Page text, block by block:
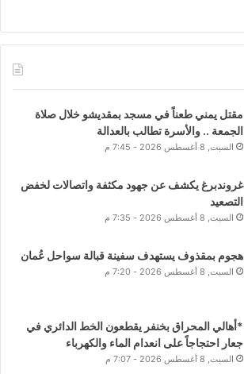
مقتل يمني طعناً في مسجد بمقديشو خلال صلاة
الجمعة .. والأسرة تطالب بالعدالة
السبت, 8 أغسطس 2026 - 7:45 م
غروندبرغ يكشف عن جهود مكثفة واتصالات لخفض
التصعيد
السبت, 8 أغسطس 2026 - 7:35 م
هجوم بمقذوف يستهدف سفينة قبالة سواحل عُمان
السبت, 8 أغسطس 2026 - 7:20 م
*أهالي المحراق بخنفر يقطعون الخط الدائري في
جعار احتجاجاً على انعدام الماء والكهرباء
السبت, 8 أغسطس 2026 - 7:07 م